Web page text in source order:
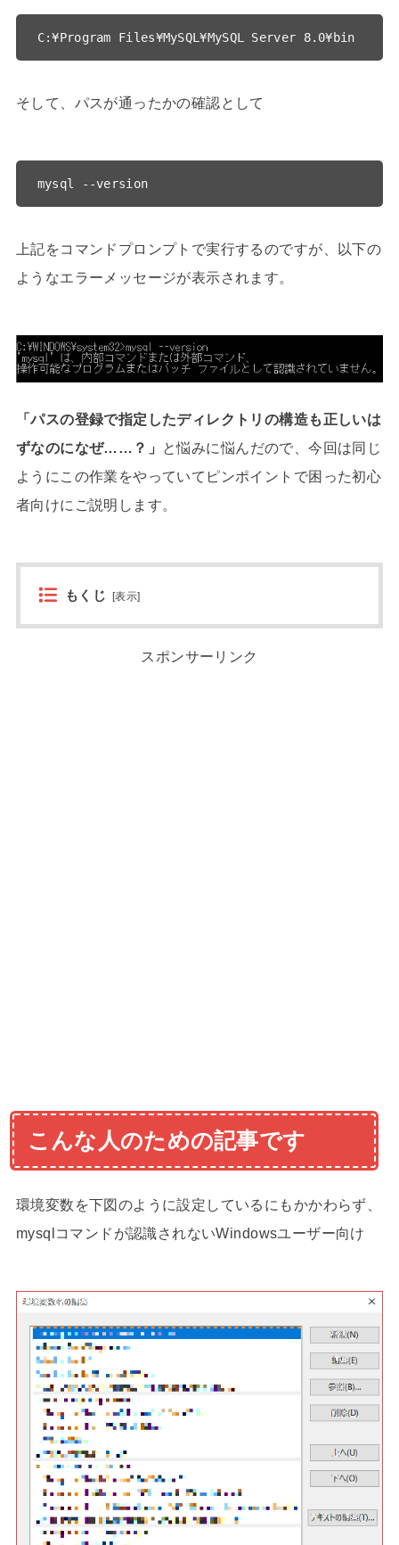
C:¥Program Files¥MySQL¥MySQL Server 8.0¥bin
そして、パスが通ったかの確認として
mysql --version
上記をコマンドプロンプトで実行するのですが、以下の
ようなエラーメッセージが表示されます。
「パスの登録で指定したディレクトリの構造も正しいは
ずなのになぜ……？」
と悩みに悩んだので、今回は同じ
ようにこの作業をやっていてピンポイントで困った初心
者向けにご説明します。
もくじ [表示]
スポンサーリンク
こんな人のための記事です
環境変数を下図のように設定しているにもかかわらず、
mysqlコマンドが認識されないWindowsユーザー向け